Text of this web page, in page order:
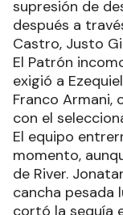
supresión de
después a
Castro, Justo
El Patrón
exigió a
Franco Armani,
con el
El equipo
momento,
de River.
cancha pesada
cortó la sequía